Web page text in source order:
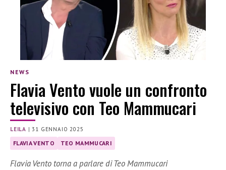
NEWS
Flavia Vento vuole un confronto
televisivo con Teo Mammucari
LEILA |31 GENNAIO 2025
FLAVIA VENTO TEO MAMMUCARI
Flavia Vento torna a parlare di Teo Mammucari